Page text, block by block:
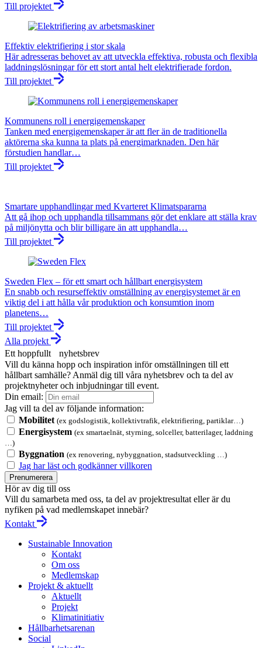
Till projektet
Effektiv elektrifiering i stor skala
Här adresseras behovet av att utveckla effektiva, robusta och flexibla
laddningslösningar för ett stort antal helt elektrifierade fordon.
Till projektet
Kommunens roll i energigemenskaper
Tanken med energigemenskaper är att fler än de traditionella
aktörerna ska kunna ta plats på energimarknaden. Den här
förstudien handlar…
Till projektet
Smartare upphandlingar med Kvarteret Klimatspararna
Att gå ihop och upphandla tillsammans gör det enklare att ställa krav
på miljönytta och blir billigare än att upphandla…
Till projektet
Sweden Flex – för ett smart och hållbart energisystem
En snabb och resurseffektiv omställning av energisystemet är en
viktig del i att hålla vår produktion och konsumtion inom
planetens…
Till projektet
Alla projekt
Ett hoppfullt nyhetsbrev
Vill du känna hopp och inspiration inför omställningen till ett
hållbart samhälle? Anmäl dig till våra nyhetsbrev och ta del av
projektnyheter och inbjudningar till event.
Din email:
Jag vill ta del av följande information:
Mobilitet (ex godslogistik, kollektivtrafik, elektrifiering, partiklar…)
Energisystem (ex smartaelnät, styrning, solceller, batterilager, laddning
…)
Byggnation (ex renovering, nybyggnation, stadsutveckling …)
Jag har läst och godkänner villkoren
Prenumerera
Hör av dig till oss
Vill du samarbeta med oss, ta del av projektresultat eller är du
nyfiken på vad medlemskapet innebär?
Kontakt
Sustainable Innovation
Kontakt
Om oss
Medlemskap
Projekt & aktuellt
Aktuellt
Projekt
Klimatinitiativ
Hållbarhetsarenan
Social